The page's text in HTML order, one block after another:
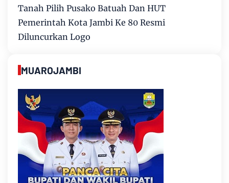
Tanah Pilih Pusako Batuah Dan HUT
Pemerintah Kota Jambi Ke 80 Resmi
Diluncurkan Logo
MUAROJAMBI